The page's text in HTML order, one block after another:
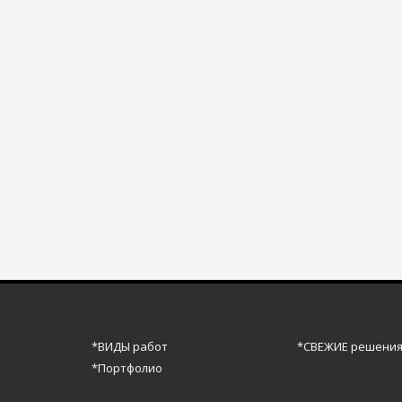
*ВИДЫ работ
*СВЕЖИЕ решения
*Портфолио